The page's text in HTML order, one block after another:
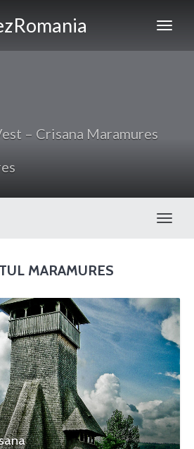
– Crisana Maramures
MARAMURES